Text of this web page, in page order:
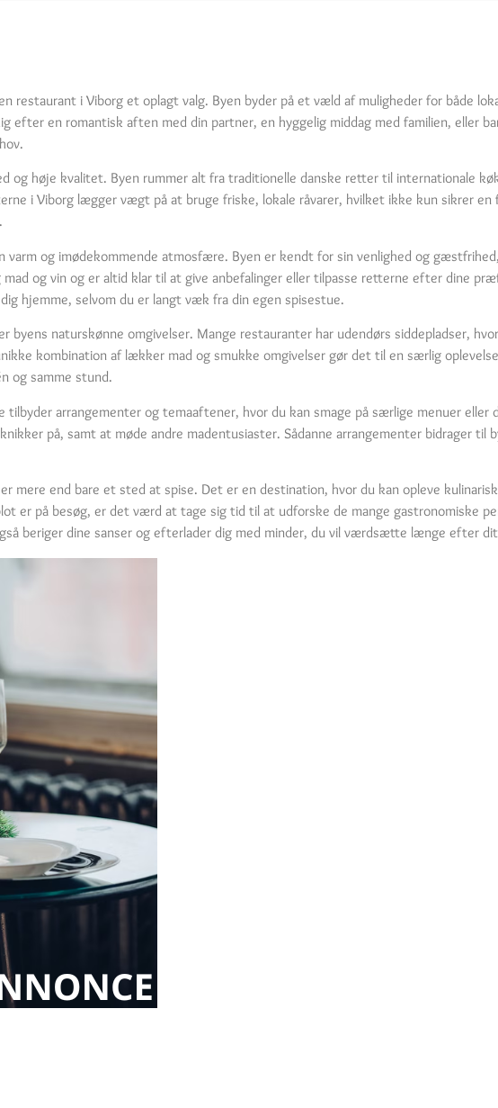
restaurant i Viborg et oplagt valg. Byen byder på et væld af muligheder for både
efter en romantisk aften med din partner, en hyggelig middag med familien, eller
og høje kvalitet. Byen rummer alt fra traditionelle danske retter til internationale
i Viborg lægger vægt på at bruge friske, lokale råvarer, hvilket ikke kun sikrer en
varm og imødekommende atmosfære. Byen er kendt for sin venlighed og
og vin og er altid klar til at give anbefalinger eller tilpasse retterne efter dine
hjemme, selvom du er langt væk fra din egen spisestue.
naturskønne omgivelser. Mange restauranter har udendørs siddepladser,
kombination af lækker mad og smukke omgivelser gør det til en særlig
og samme stund.
arrangementer og temaaftener, hvor du kan smage på særlige menuer eller
på, samt at møde andre madentusiaster. Sådanne arrangementer bidrager til
er mere end bare et sted at spise. Det er en destination, hvor du kan opleve
er på besøg, er det værd at tage sig tid til at udforske de mange gastronomiske
beriger dine sanser og efterlader dig med minder, du vil værdsætte længe efter